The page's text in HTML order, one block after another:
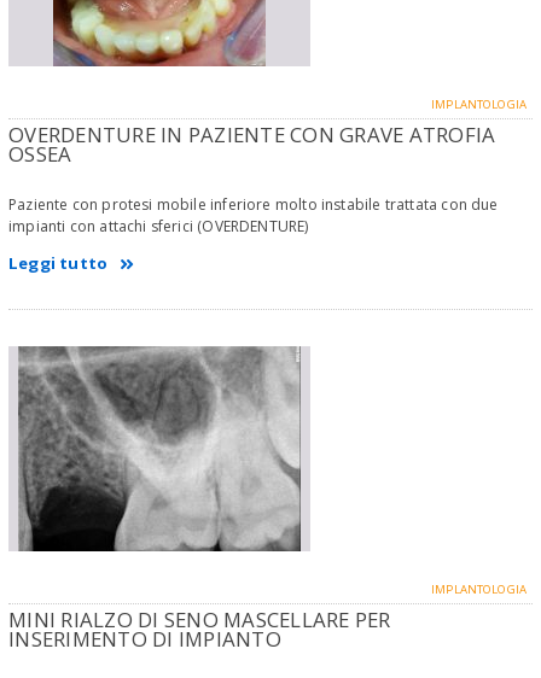
IMPLANTOLOGIA
OVERDENTURE IN PAZIENTE CON GRAVE ATROFIA
OSSEA
Paziente con protesi mobile inferiore molto instabile trattata con due
impianti con attachi sferici (OVERDENTURE)
Leggi tutto
IMPLANTOLOGIA
MINI RIALZO DI SENO MASCELLARE PER
INSERIMENTO DI IMPIANTO